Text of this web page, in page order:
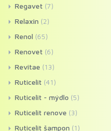
Regavet (7)
Relaxin (2)
Renol (65)
Renovet (6)
Revitae (13)
Ruticelit (41)
Ruticelit - mýdlo (5)
Ruticelit renove (3)
Ruticelit šampon (1)